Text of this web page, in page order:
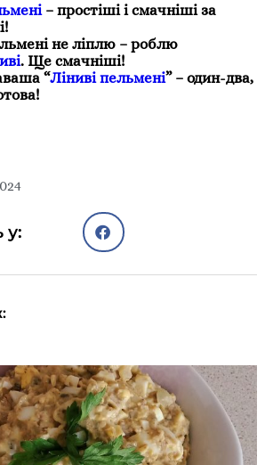
– простіші і смачніші за
не ліплю – роблю
. Ще смачніші!
“Ліниві пельмені” – один-два,
у: